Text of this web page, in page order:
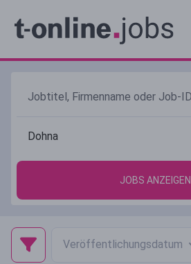
JOBS ANZEIGEN
Veröffentlichungsdatum